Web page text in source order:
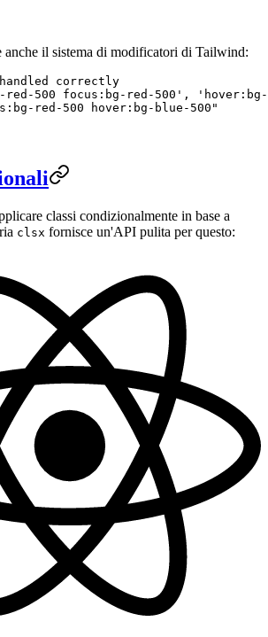
anche il sistema di modificatori di Tailwind:
correctly
red-500 focus:bg-red-500' ,
red-500 hover:bg-blue-500"
classi condizionalmente in base a
clsx fornisce un'API pulita per questo: